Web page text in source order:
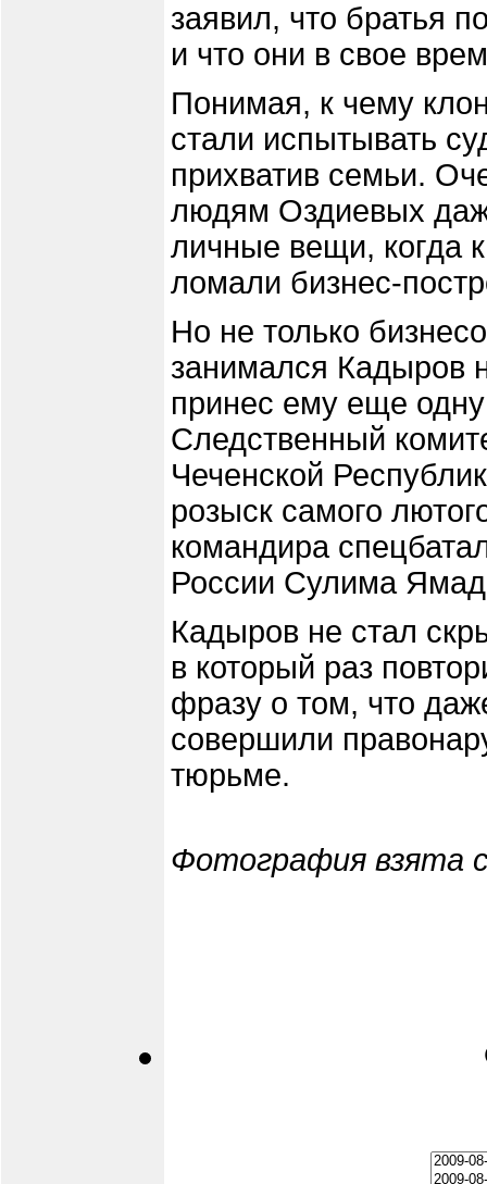
заявил, что братья
и что они в свое
Понимая, к чему
стали испытывать
прихватив семьи.
людям Оздиевых
личные вещи, когда
ломали бизнес-
Но не только
занимался Кадыров
принес ему еще
Следственный
Чеченской
розыск самого
командира
России Сулима
Кадыров не стал
в который раз
фразу о том, что
совершили
тюрьме.
Фотография взята